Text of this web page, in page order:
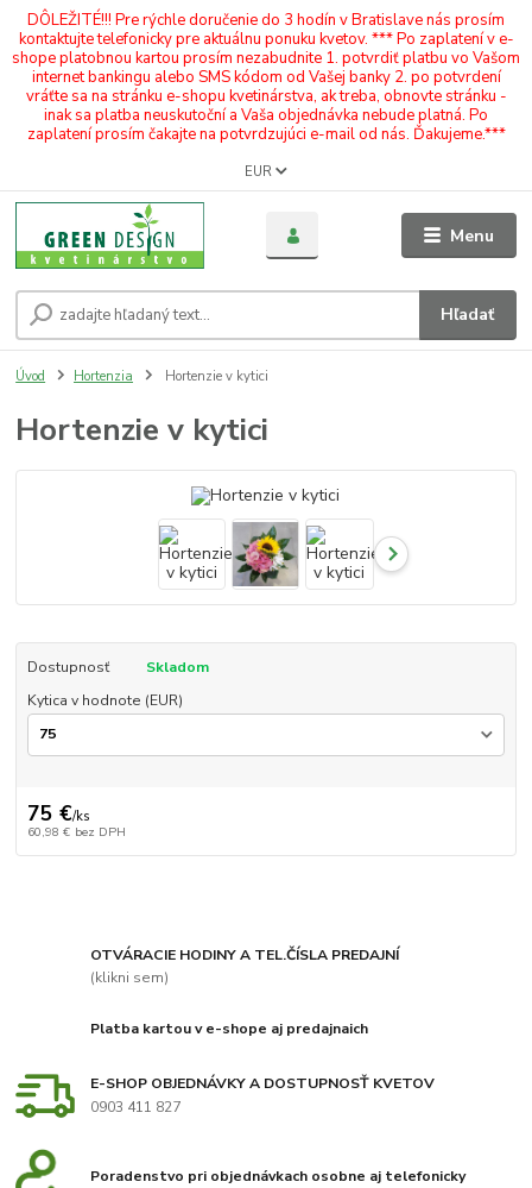
DÔLEŽITÉ!!! Pre rýchle doručenie do 3 hodín v Bratislave nás prosím
kontaktujte telefonicky pre aktuálnu ponuku kvetov. *** Po zaplatení v e-
shope platobnou kartou prosím nezabudnite 1. potvrdiť platbu vo Vašom
internet bankingu alebo SMS kódom od Vašej banky 2. po potvrdení
vráťte sa na stránku e-shopu kvetinárstva, ak treba, obnovte stránku -
inak sa platba neuskutoční a Vaša objednávka nebude platná. Po
zaplatení prosím čakajte na potvrdzujúci e-mail od nás. Ďakujeme.***
Menu
EUR
Hľadať
Úvod Hortenzia Hortenzie v kytici
Hortenzie v kytici
Dostupnosť
Skladom
Kytica v hodnote (EUR)
75 €/ks
60,98 € bez DPH
OTVÁRACIE HODINY A TEL.ČÍSLA PREDAJNÍ
(klikni sem)
Platba kartou v e-shope aj predajnaich
E-SHOP OBJEDNÁVKY A DOSTUPNOSŤ KVETOV
0903 411 827
Poradenstvo pri objednávkach osobne aj telefonicky